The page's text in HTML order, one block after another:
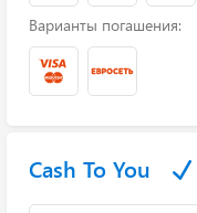
Варианты погашения:
Cash To You